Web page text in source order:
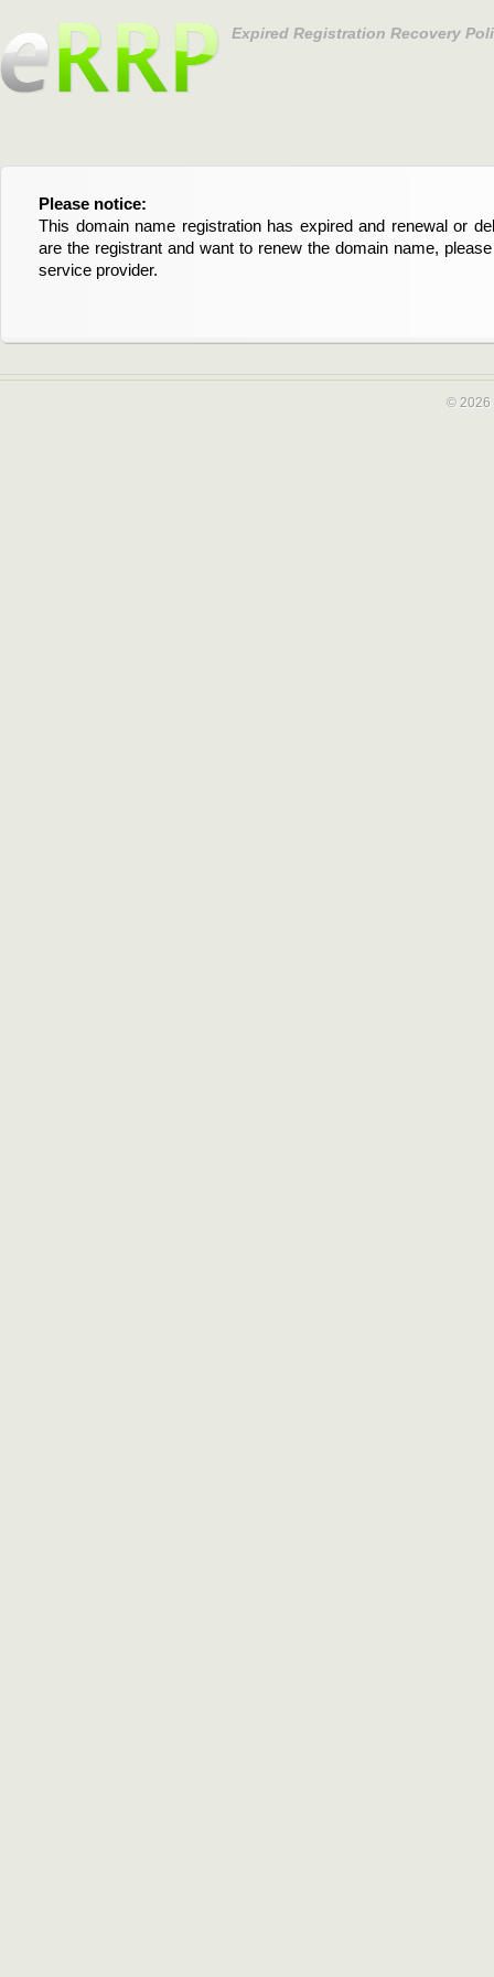
Expired Registration Recovery
Please notice:
This domain name registration has expired and renewal or
are the registrant and want to renew the domain name,
service provider.
Bitte beachten Sie:
Diese Domainregistrierung ist abgelaufen und die
Domain stehen an. Wenn Sie der Registrant sind und
verlängern möchten, kontaktieren Sie bitte Ihren Service-
© 2026